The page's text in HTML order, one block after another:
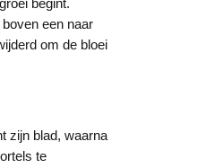
begint.
een naar
om de bloei
zijn blad, waarna
te